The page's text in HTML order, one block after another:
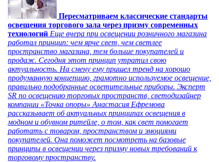
Пересматриваем классические стандарты
освещения торгового зала через призму современных
технологий Еще вчера при освещении розничного магазина
работал принцип: чем ярче свет, чем светлее
пространство магазина, тем больше покупателей и
продаж. Сегодня этот принцип утратил свою
актуальность. На смену ему пришел тренд на хорошо
продуманную концепцию, грамотно используемое освещение,
правильно подобранные осветительные приборы. Эксперт
SR по освещению торговых пространств, светодизайнер
компании «Точка опоры» Анастасия Ефремова
рассказывает об актуальных принципах освещения в
модном и обувном ритейле, о том, как свет помогает
работать с товаром, пространством и эмоциями
покупателей. Она поможет посмотреть на базовые
принципы в освещении через призму новых требований к
торговому пространству.